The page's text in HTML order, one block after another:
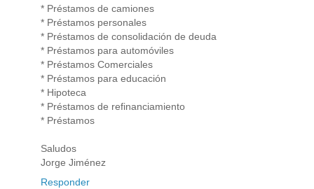
* Préstamos de camiones
* Préstamos personales
* Préstamos de consolidación de deuda
* Préstamos para automóviles
* Préstamos Comerciales
* Préstamos para educación
* Hipoteca
* Préstamos de refinanciamiento
* Préstamos
Saludos
Jorge Jiménez
Responder